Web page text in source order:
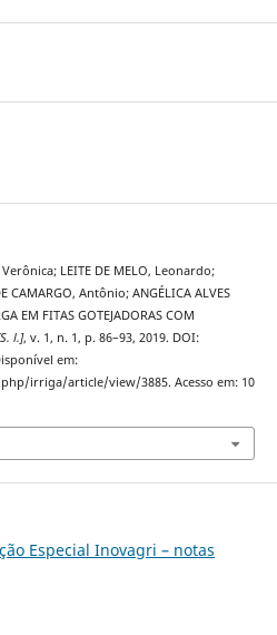
Verônica; LEITE DE MELO, Leonardo;
CAMARGO, Antônio; ANGÉLICA ALVES
EM FITAS GOTEJADORAS COM
l.], v. 1, n. 1, p. 86–93, 2019. DOI:
em:
irriga/article/view/3885. Acesso em: 10
Especial Inovagri – notas